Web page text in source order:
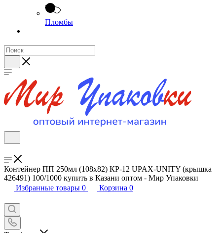
Пломбы
Контейнер ПП 250мл (108х82) КР-12 UPAX-UNITY (крышка
426491) 100/1000 купить в Казани оптом - Мир Упаковки
Избранные товары 0 Корзина 0